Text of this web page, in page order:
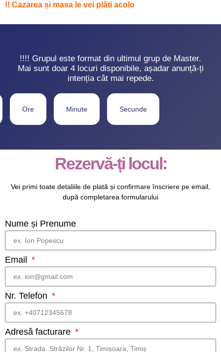
!! Cazarea și masa le vei plăti acolo
!!!! Grupul este format din ultimul grup de Master.
Mai sunt doar 4 locuri disponibile, așadar anunță-ți
intenția cât mai repede.
Ore Minute Secunde
Rezervă-ți locul:
Vei primi toate detaliile de plată și confirmare înscriere pe email,
după completarea formularului
Nume și Prenume
Email
Nr. Telefon
Adresă facturare